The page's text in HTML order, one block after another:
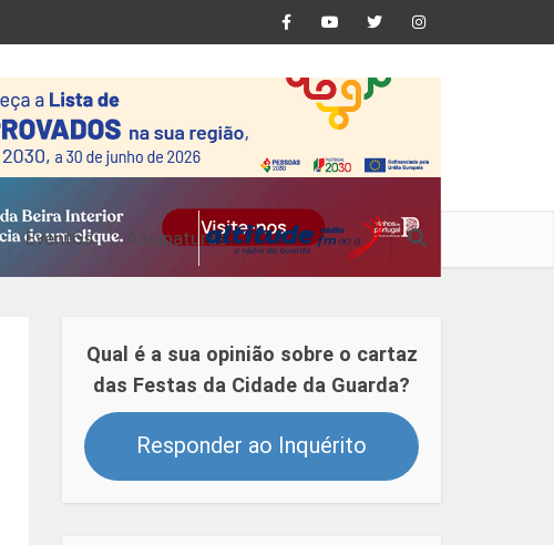
Eventos Assinaturas
Qual é a sua opinião sobre o cartaz
das Festas da Cidade da Guarda?
Responder ao Inquérito